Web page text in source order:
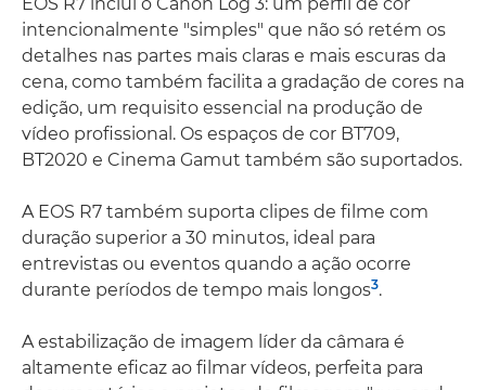
intencionalmente "simples" que não só retém os
detalhes nas partes mais claras e mais escuras da
cena, como também facilita a gradação de cores na
edição, um requisito essencial na produção de
vídeo profissional. Os espaços de cor BT709,
BT2020 e Cinema Gamut também são suportados.
A EOS R7 também suporta clipes de filme com
duração superior a 30 minutos, ideal para
entrevistas ou eventos quando a ação ocorre
durante períodos de tempo mais longos3.
A estabilização de imagem líder da câmara é
altamente eficaz ao filmar vídeos, perfeita para